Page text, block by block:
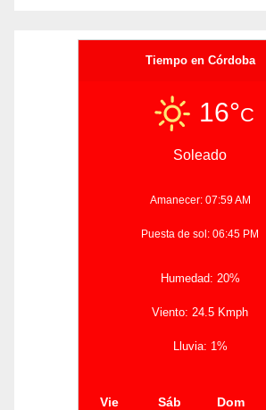
Tiempo en Córdoba
16°C
Soleado
Amanecer: 07:59 AM
Puesta de sol: 06:45 PM
Humedad: 20%
Viento: 24.5 Kmph
Lluvia: 1%
Vie Sáb Dom